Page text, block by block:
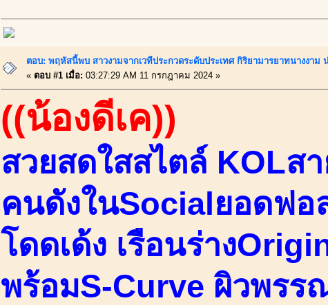
ตอบ: พฤหัสนี้พบ สาวงามจากเวทีประกวดระดับประเทศ กิริยามารยาทนางงาม
« ตอบ #1 เมื่อ: 03:27:29 AM 11 กรกฎาคม 2024 »
((น้องดีเค))
สวยสดใสสไตล์ KOLส
คนดังในSocialยอดฟอ
โดดเด้ง เรือนร่าง
พร้อมS-Curve ผิวพรร